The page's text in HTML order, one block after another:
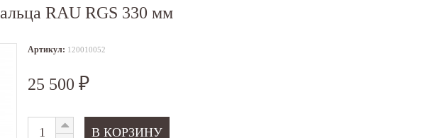
RAU RGS 330 мм
Артикул: 120010052
25 500 ₽